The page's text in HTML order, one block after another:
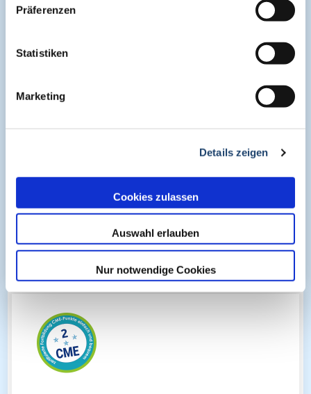
Präferenzen
Statistiken
Marketing
Details zeigen
Cookies zulassen
Auswahl erlauben
Nur notwendige Cookies
Leitlinie zur Allergen-Immuntherapie bei IgE-
vermittelten allergischen Erkrankungen
Verfügbar bis: 10 Juli 2027
Bayerische Landesärztekammer
Kostenfrei